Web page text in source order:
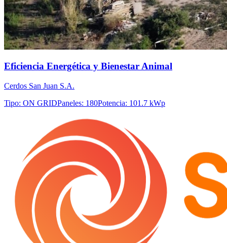
Eficiencia Energética y Bienestar Animal
Cerdos San Juan S.A.
Tipo: ON GRIDPaneles: 180Potencia: 101.7 kWp